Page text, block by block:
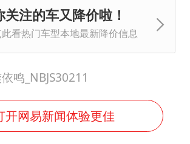
关注的车又降价啦！
此看热门车型本地最新降价信息
鸣_NBJS30211
开网易新闻体验更佳